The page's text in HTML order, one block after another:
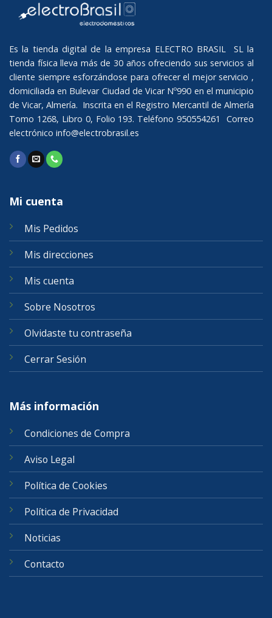
Es la tienda digital de la empresa ELECTRO BRASIL SL la
tienda física lleva más de 30 años ofreciendo sus servicios al
cliente siempre esforzándose para ofrecer el mejor servicio ,
domiciliada en Bulevar Ciudad de Vicar Nº990 en el municipio
de Vicar, Almería. Inscrita en el Registro Mercantil de Almería
Tomo 1268, Libro 0, Folio 193. Teléfono 950554261 Correo
electrónico info@electrobrasil.es
Mi cuenta
Mis Pedidos
Mis direcciones
Mis cuenta
Sobre Nosotros
Olvidaste tu contraseña
Cerrar Sesión
Más información
Condiciones de Compra
Aviso Legal
Política de Cookies
Política de Privacidad
Noticias
Contacto